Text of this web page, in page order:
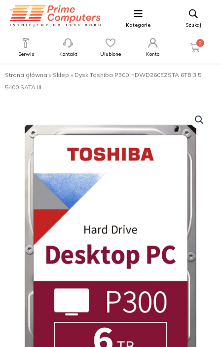
Kategorie Szukaj
Serwis Kontakt Ulubione Konto
0
Strona główna » Sklep » Dysk Toshiba P300 HDWD260EZSTA 6TB 3,5″
5400 SATA III